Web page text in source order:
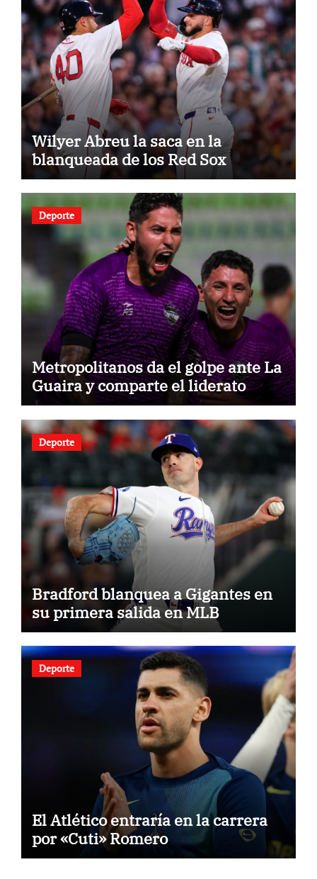
Wilyer Abreu la saca en la
blanqueada de los Red Sox
Deporte
Metropolitanos da el golpe ante La
Guaira y comparte el liderato
Deporte
Bradford blanquea a Gigantes en
su primera salida en MLB
Deporte
El Atlético entraría en la carrera
por «Cuti» Romero